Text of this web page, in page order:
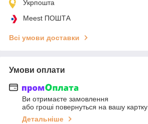
Укрпошта
Meest ПОШТА
Всі умови доставки
Умови оплати
Ви отримаєте замовлення
або гроші повернуться на вашу картку
Детальніше